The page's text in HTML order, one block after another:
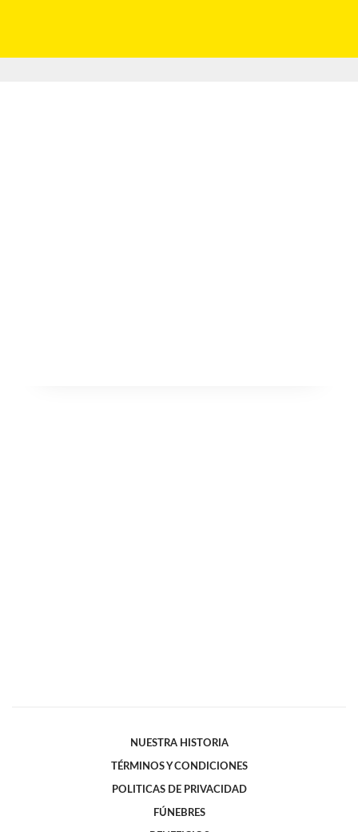
NUESTRA HISTORIA
TÉRMINOS Y CONDICIONES
POLITICAS DE PRIVACIDAD
FÚNEBRES